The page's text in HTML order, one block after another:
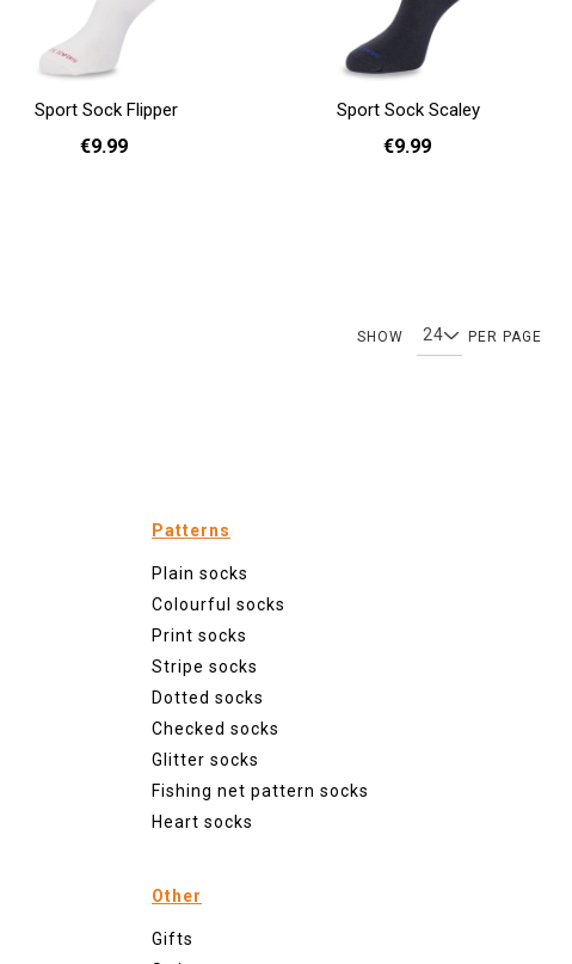
Sport Sock Flipper
€9.99
Sport Sock Scaley
€9.99
SHOW PER PAGE
Patterns
Plain socks
Colourful socks
Print socks
Stripe socks
Dotted socks
Checked socks
Glitter socks
Fishing net pattern socks
Heart socks
Other
Gifts